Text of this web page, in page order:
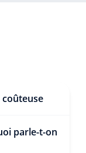
coûteuse
parle-t-on